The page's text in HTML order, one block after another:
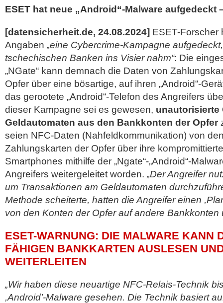
ESET hat neue „Android“-Malware aufgedeckt
[datensicherheit.de, 24.08.2024] ESET-Forscher
Angaben „eine Cybercrime-Kampagne
tschechischen Banken ins Visier nahm“: Die
„NGate“ kann demnach die Daten von
Opfer über eine bösartige, auf ihren „Android“-
das gerootete „Android“-Telefon des Angreifers
dieser Kampagne sei es gewesen, unautorisierte
Geldautomaten aus den Bankkonten der Opfer
seien NFC-Daten (Nahfeldkommunikation) von
Zahlungskarten der Opfer über ihre
Smartphones mithilfe der „Ngate“-„Android“-
Angreifers weitergeleitet worden. „Der Angreifer
um Transaktionen am Geldautomaten
Methode scheiterte, hatten die Angreifer einen
von den Konten der Opfer auf andere Bankkonten
ESET-WARNUNG: DIE MALWARE KANN
FÄHIGEN BANKKARTEN AUSLESEN
WEITERLEITEN
„Wir haben diese neuartige NFC-Relais-Technik
,Android’-Malware gesehen. Die Technik basiert